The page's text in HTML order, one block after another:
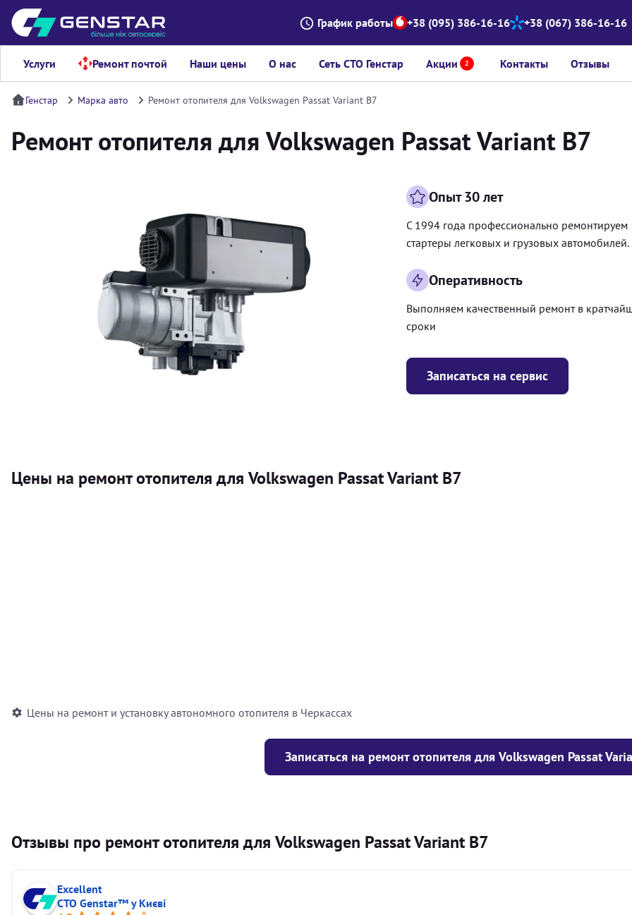
График работы +38 (095) 386-16-16 +38 (067) 386-16-16
Услуги Ремонт почтой Наши цены О нас Сеть СТО Генстар Акции 2 Контакты Отзывы
Генстар Марка авто Ремонт отопителя для Volkswagen Passat Variant B7
Ремонт отопителя для Volkswagen Passat Variant B7
Записаться на сервис
Опыт 30 лет
С 1994 года профессионально ремонтируем
стартеры легковых и грузовых автомобилей.
Оперативность
Выполняем качественный ремонт в
сроки
Цены на ремонт отопителя для Volkswagen Passat Variant B7
Цены на ремонт и установку автономного отопителя в Черкассах
Записаться на ремонт отопителя для Volkswagen Passat
Отзывы про ремонт отопителя для Volkswagen Passat Variant B7
Excellent
СТО Genstar™ у Києві